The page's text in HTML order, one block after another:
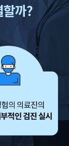
까?